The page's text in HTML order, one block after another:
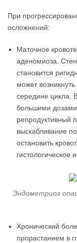
При
осложнений:
Маточное
аденомиоза.
становится
может
середине цикла.
большими
репродуктивный
выскабливание
остановить
гистологическое
Эндометриоз
Хронический
прорастанием в